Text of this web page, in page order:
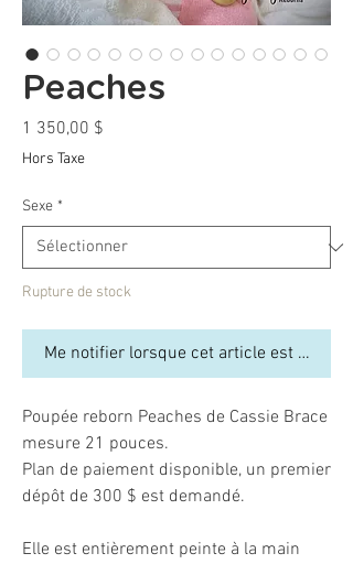
Peaches
1 350,00 $
Hors Taxe
Sexe *
Rupture de stock
Me notifier lorsque cet article est
Poupée reborn Peaches de Cassie Brace
mesure 21 pouces.
Plan de paiement disponible, un premier
dépôt de 300 $ est demandé.
Elle est entièrement peinte à la main